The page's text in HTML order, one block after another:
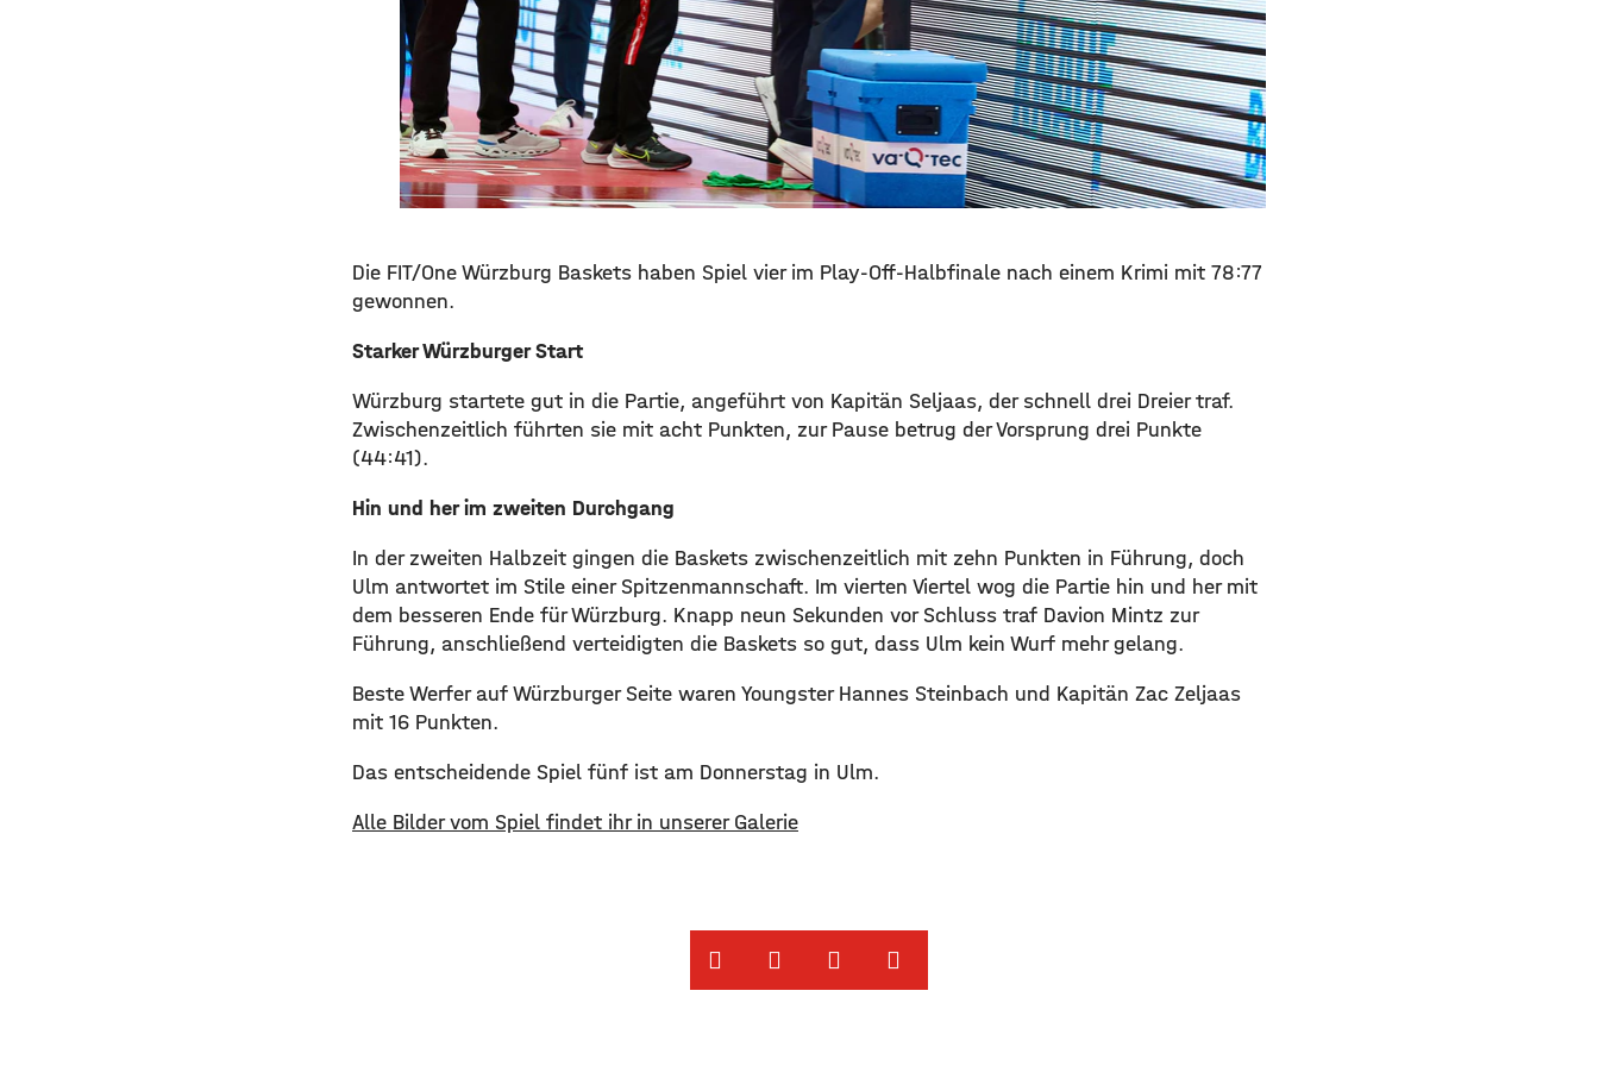
Die FIT/One Würzburg Baskets haben Spiel vier im Play-Off-Halbfinale nach einem Krimi mit 78:77
gewonnen.
Starker Würzburger Start
Würzburg startete gut in die Partie, angeführt von Kapitän Seljaas, der schnell drei Dreier traf.
Zwischenzeitlich führten sie mit acht Punkten, zur Pause betrug der Vorsprung drei Punkte
(44:41).
Hin und her im zweiten Durchgang
In der zweiten Halbzeit gingen die Baskets zwischenzeitlich mit zehn Punkten in Führung, doch
Ulm antwortet im Stile einer Spitzenmannschaft. Im vierten Viertel wog die Partie hin und her mit
dem besseren Ende für Würzburg. Knapp neun Sekunden vor Schluss traf Davion Mintz zur
Führung, anschließend verteidigten die Baskets so gut, dass Ulm kein Wurf mehr gelang.
Beste Werfer auf Würzburger Seite waren Youngster Hannes Steinbach und Kapitän Zac Zeljaas
mit 16 Punkten.
Das entscheidende Spiel fünf ist am Donnerstag in Ulm.
Alle Bilder vom Spiel findet ihr in unserer Galerie